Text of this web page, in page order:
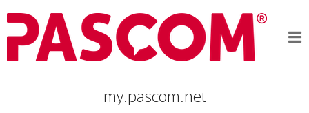
my.pascom.net